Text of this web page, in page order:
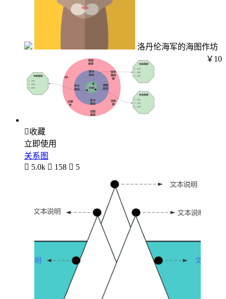
洛丹伦海军的海图作坊
￥10
收藏
立即使用
关系图
 5.0k  158  5